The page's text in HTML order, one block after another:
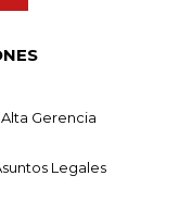
Alta Gerencia
Legales